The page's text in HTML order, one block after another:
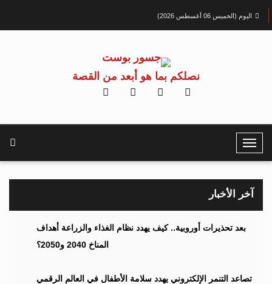
اليوم (الخميس 06 أغسطس 2026)
نصلكم بما هو أبعد من القصة
T
o
g
N
i
آخر الأخبار
بعد تحذيرات أوروبية.. كيف يهدد نظام الغذاء والزراعة أهداف
المناخ 2040 و2050؟
تصاعد التنمر الإلكتروني يهدد سلامة الأطفال في العالم الرقمي